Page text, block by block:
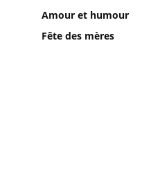
Amour et humour
Fête des mères